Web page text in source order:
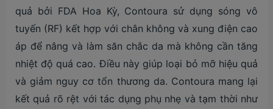
quả bởi FDA Hoa Kỳ, Contoura sử dụng sóng vô
tuyến (RF) kết hợp với chân không và xung điện cao
áp để nâng và làm săn chắc da mà không cần tăng
nhiệt độ quá cao. Điều này giúp loại bỏ mỡ hiệu quả
và giảm nguy cơ tổn thương da. Contoura mang lại
kết quả rõ rệt với tác dụng phụ nhẹ và tạm thời như